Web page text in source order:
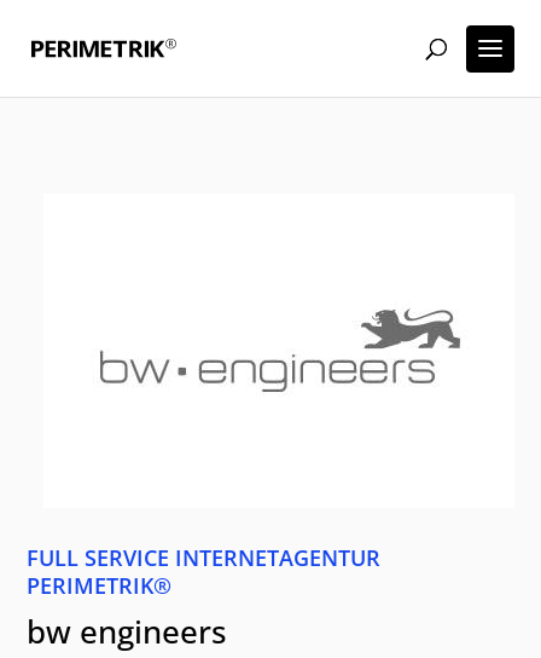
FULL SERVICE INTERNETAGENTUR
PERIMETRIK®
bw engineers